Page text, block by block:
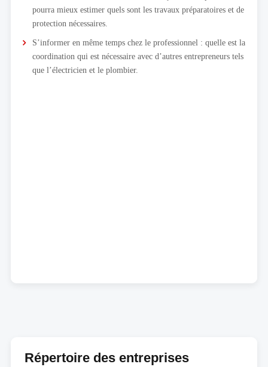
pourra mieux estimer quels sont les travaux préparatoires et de
protection nécessaires.
S’informer en même temps chez le professionnel : quelle est la
coordination qui est nécessaire avec d’autres entrepreneurs tels
que l’électricien et le plombier.
Répertoire des entreprises